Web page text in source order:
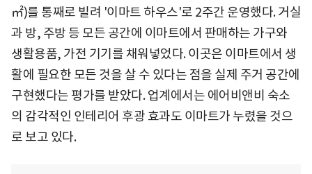
㎡)를 통째로 빌려 '이마트 하우스'로 2주간 운영했다. 거실
과 방, 주방 등 모든 공간에 이마트에서 판매하는 가구와
생활용품, 가전 기기를 채워넣었다. 이곳은 이마트에서 생
활에 필요한 모든 것을 살 수 있다는 점을 실제 주거 공간에
구현했다는 평가를 받았다. 업계에서는 에어비앤비 숙소
의 감각적인 인테리어 후광 효과도 이마트가 누렸을 것으
로 보고 있다.